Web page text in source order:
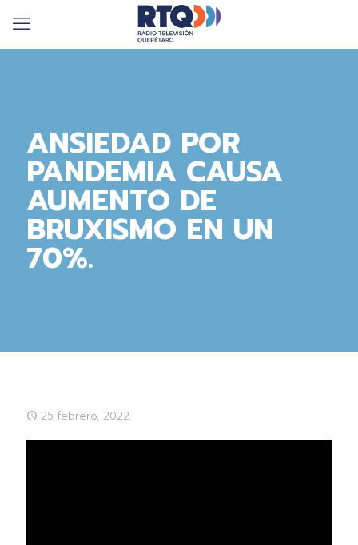
ANSIEDAD POR
PANDEMIA CAUSA
AUMENTO DE
BRUXISMO EN UN
70%.
25 febrero, 2022